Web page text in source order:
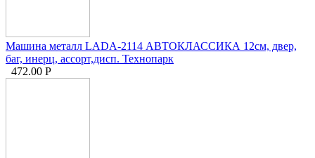
Машина металл LADA-2114 АВТОКЛАССИКА 12см, двер,
баг, инерц, ассорт,дисп. Технопарк
472.00 Р